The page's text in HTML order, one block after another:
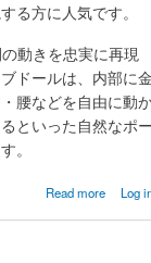
る方に人気です。
動きを忠実に再現
ドールは、内部に
腰などを自由に動
といった自然なポ
。
Read more
love doll? Log